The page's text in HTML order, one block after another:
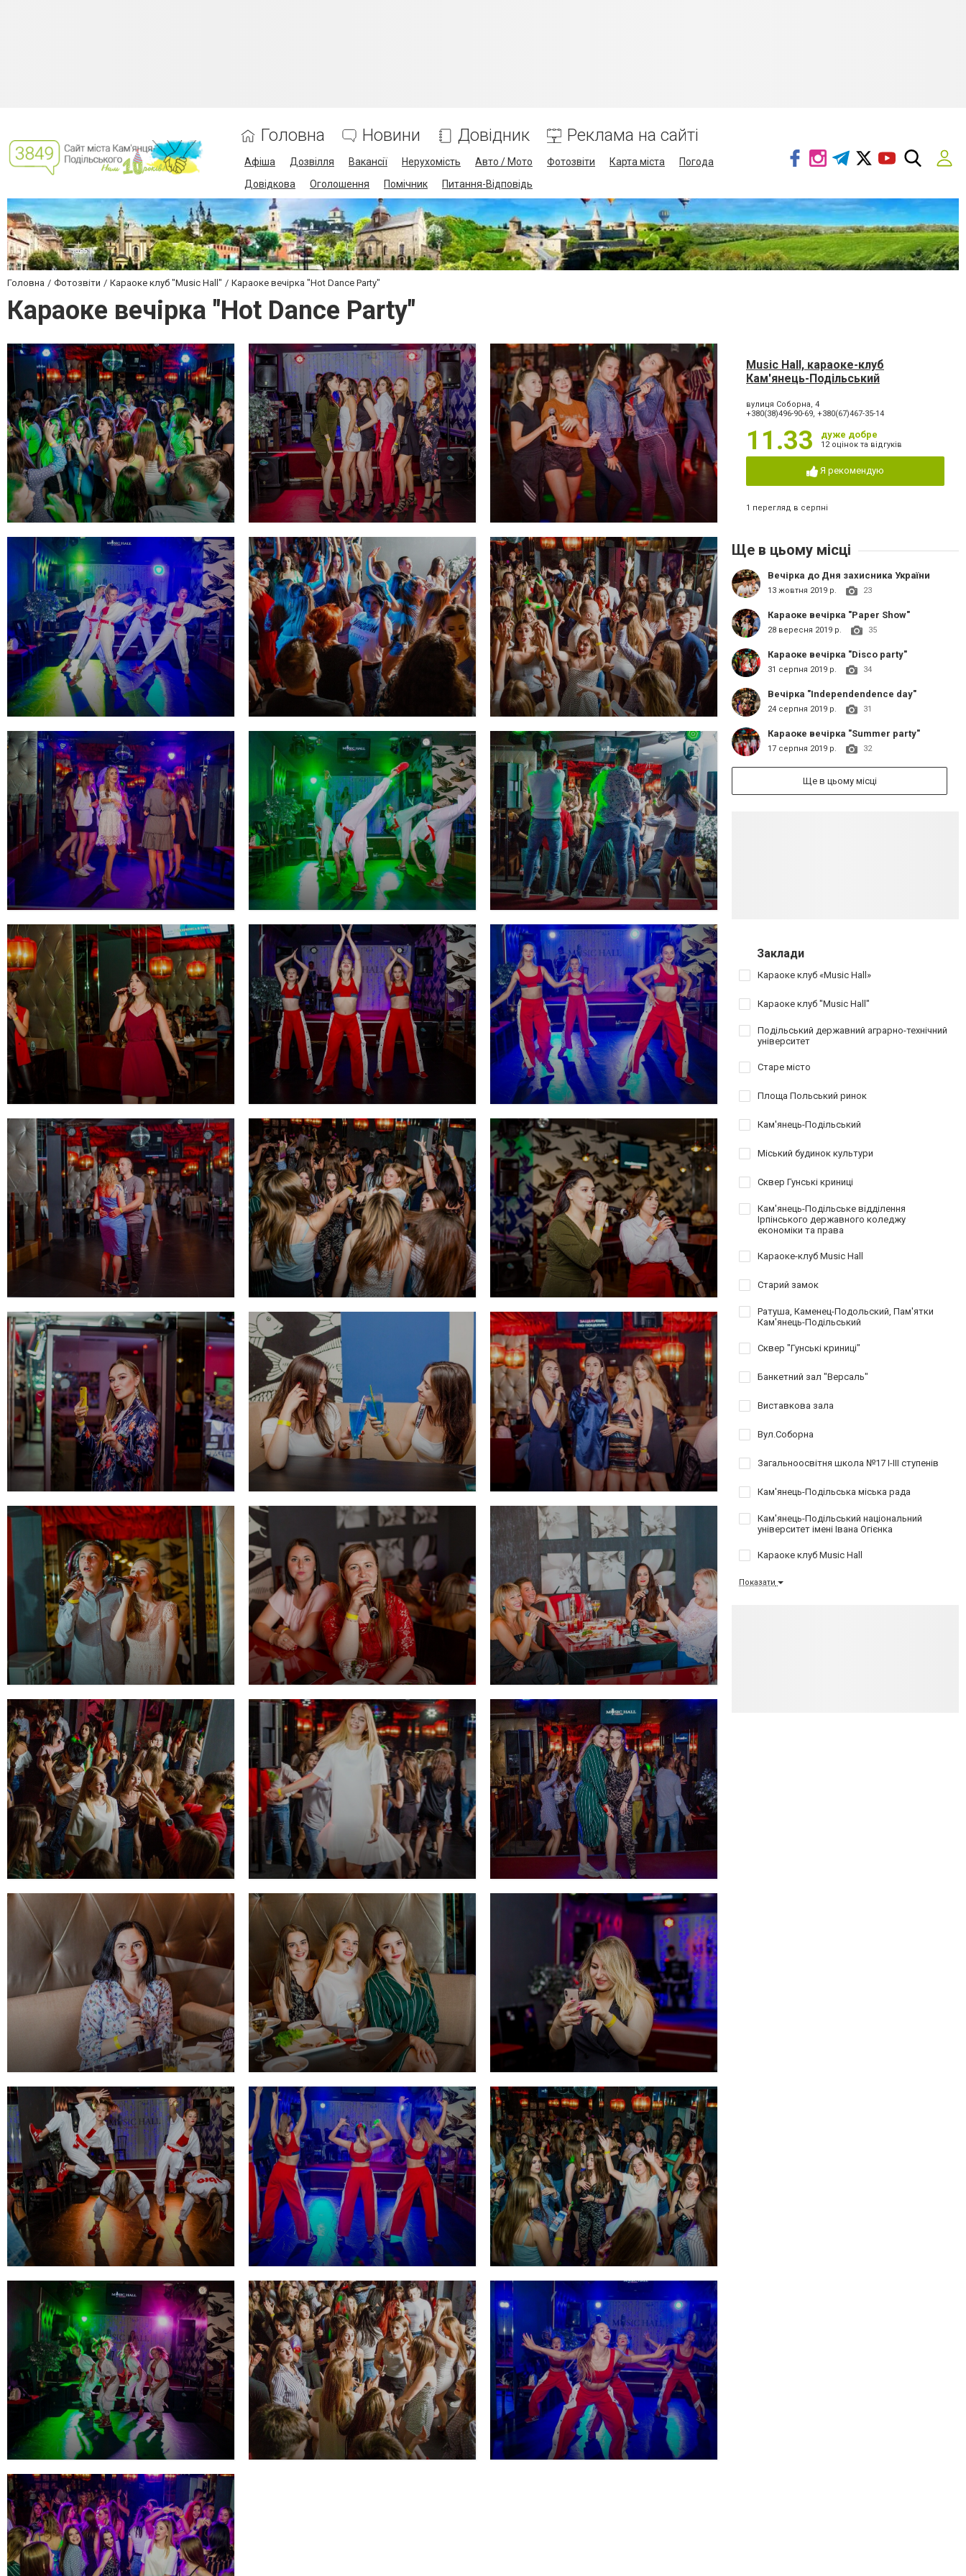
Головна Новини Довідник Реклама на сайті
Афіша Дозвілля Вакансії Нерухомість Авто / Мото Фотозвіти Карта міста
Погода
Довідкова
Оголошення Помічник Питання-Відповідь
Головна Фотозвіти Караоке клуб "Music Hall" Караоке вечірка "Hot Dance Party"
Караоке вечірка "Hot Dance Party"
Music Hall, караоке-клуб
Кам'янець-Подільський
вулиця Соборна, 4
+380(38)496-90-69, +380(67)467-35-14
11.33 дуже добре
12 оцінок та відгуків
Я рекомендую
1 перегляд в серпні
Ще в цьому місці
Вечірка до Дня захисника України
13 жовтня 2019 р. 23
Караоке вечірка "Paper Show"
28 вересня 2019 р. 35
Караоке вечірка "Disco party"
31 серпня 2019 р. 34
Вечірка "Independendence day"
24 серпня 2019 р. 31
Караоке вечірка "Summer party"
17 серпня 2019 р. 32
Ще в цьому місці
Заклади
Караоке клуб «Music Hall»
Караоке клуб "Music Hall"
Подільський державний аграрно-технічний
університет
Старе місто
Площа Польський ринок
Кам'янець-Подільський
Міський будинок культури
Сквер Гунські криниці
Кам'янець-Подільське відділення
Ірпінського державного коледжу
економіки та права
Караоке-клуб Music Hall
Старий замок
Ратуша, Каменец-Подольский, Пам'ятки
Кам'янець-Подільський
Сквер "Гунські криниці"
Банкетний зал "Версаль"
Виставкова зала
Вул.Соборна
Загальноосвітня школа №17 І-ІІІ ступенів
Кам'янець-Подільська міська рада
Кам'янець-Подільський національний
університет імені Івана Огієнка
Караоке клуб Music Hall
Показати